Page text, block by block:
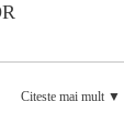
Citeste mai mult ▼